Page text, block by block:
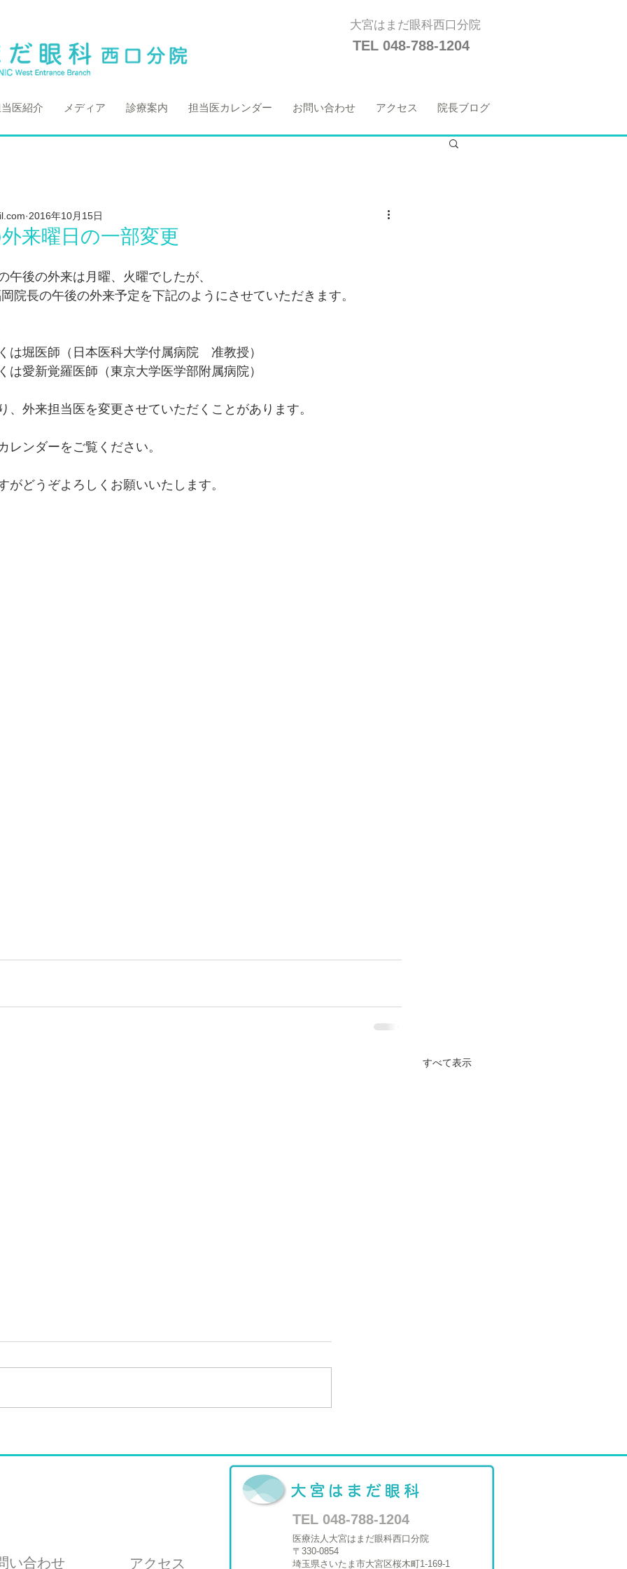
大宮はまだ眼科西口分院
TEL 048-788-1204
医紹介 メディア 診療案内 担当医カレンダー お問い合わせ アクセス 院長ブログ
来曜日の一部変更
2016年10月15日
午後の外来は月曜、火曜でしたが、
院長の午後の外来予定を下記のようにさせていただきます。
は堀医師（日本医科大学付属病院　准教授）
は愛新覚羅医師（東京大学医学部附属病院）
外来担当医を変更させていただくことがあります。
ンダーをご覧ください。
がどうぞよろしくお願いいたします。
すべて表示
い合わせ アクセス
TEL 048-788-1204
医療法人大宮はまだ眼科西口分院
〒330-0854
埼玉県さいたま市大宮区桜木町1-169-1